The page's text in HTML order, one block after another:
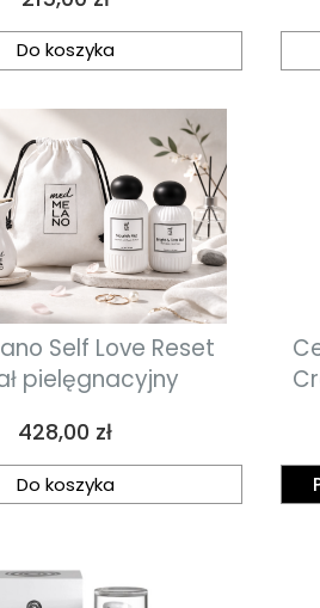
i rozjaśniającym
20ml
Do koszyka
Self Love Reset
pielęgnacyjny
Cena
428,00 zł
Do koszyka